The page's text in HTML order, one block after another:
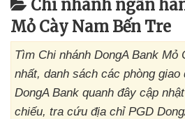
Chi nhánh ngân
Mỏ Cày Nam Bến Tre
Tìm Chi nhánh DongA Bank Mỏ
nhất, danh sách các phòng giao
DongA Bank quanh đây cập
chiếu, tra cứu địa chỉ PGD